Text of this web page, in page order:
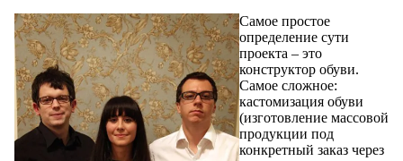
Самое простое
определение сути
проекта – это
конструктор обуви.
Самое сложное:
кастомизация обуви
(изготовление массовой
продукции под
конкретный заказ через